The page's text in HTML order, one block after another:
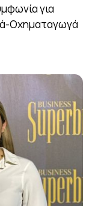
για
Οχηματαγωγά